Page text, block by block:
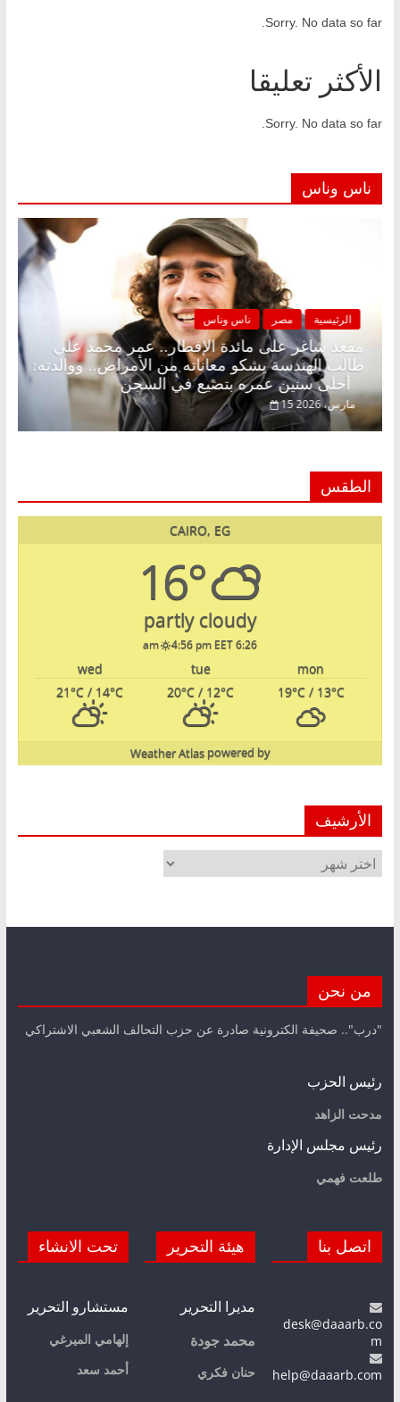
Sorry. No data so far.
الأكثر تعليقا
Sorry. No data so far.
ناس وناس
الرئيسية مصر
مقعد شاغر على مائدة الإفطار..
طالب الهندسة يشكو معاناته من
أحلى سنين عمره بتضيع في السجن
15 مارس، 2026
بلا زينة رمضان.. د.
في انتظار حلم
الطقس
CAIRO, EG
16°
partly cloudy
6:26 am
4:56 pm EET
mon
tue
wed
19°C/ 13°C
20°C / 12°C
21°C / 14°C
powered by
Weather Atlas
الأرشيف
الأرشيف
من نحن
"درب".. صحيفة الكترونية صادرة عن حزب التحالف الشعبي الاشتراكي
رئيس الحزب
مدحت الزاهد
رئيس مجلس الإدارة
طلعت فهمي
اتصل بنا
desk@daaarb.co
m
help@daaarb.com
هيئة التحرير
مديرا التحرير
محمد جودة
حنان فكري
تحت الانشاء
مستشارو التحرير
إلهامي الميرغي
أحمد سعد